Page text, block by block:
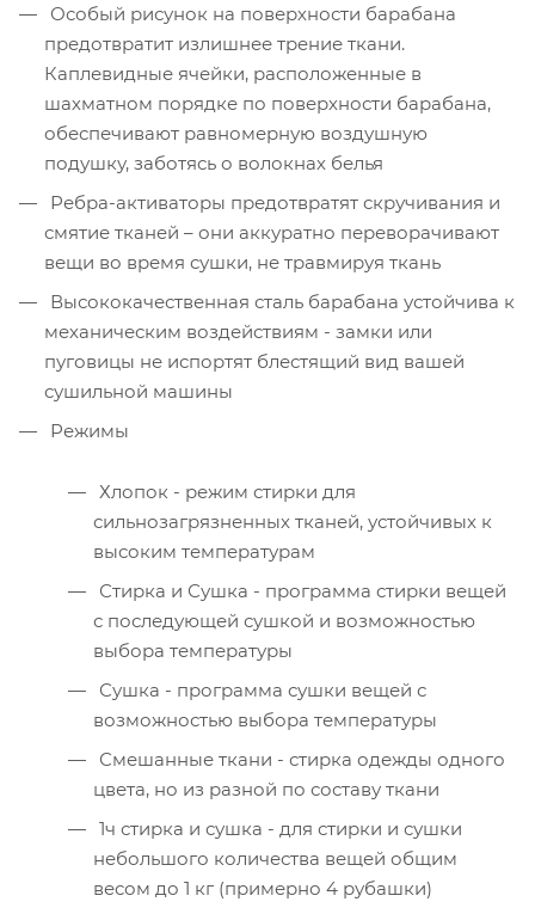
Особый рисунок на поверхности барабана
предотвратит излишнее трение ткани.
Каплевидные ячейки, расположенные в
шахматном порядке по поверхности барабана,
обеспечивают равномерную воздушную
подушку, заботясь о волокнах белья
Ребра-активаторы предотвратят скручивания и
смятие тканей – они аккуратно переворачивают
вещи во время сушки, не травмируя ткань
Высококачественная сталь барабана устойчива к
механическим воздействиям - замки или
пуговицы не испортят блестящий вид вашей
сушильной машины
Режимы
Хлопок - режим стирки для
сильнозагрязненных тканей, устойчивых к
высоким температурам
Стирка и Сушка - программа стирки вещей
с последующей сушкой и возможностью
выбора температуры
Сушка - программа сушки вещей с
возможностью выбора температуры
Смешанные ткани - стирка одежды одного
цвета, но из разной по составу ткани
1ч стирка и сушка - для стирки и сушки
небольшого количества вещей общим
весом до 1 кг (примерно 4 рубашки)